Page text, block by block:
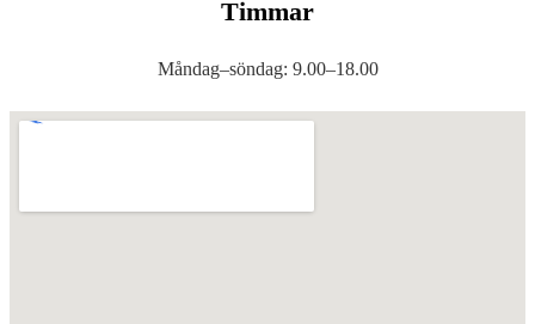
Timmar
Måndag–söndag: 9.00–18.00